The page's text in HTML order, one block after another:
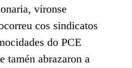
víronse
cos sindicatos
do PCE
tamén abrazaron a